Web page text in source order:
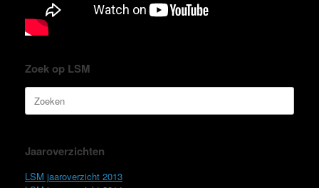
Zoek op LSM
Zoeken
naar:
Jaaroverzichten
LSM jaaroverzicht 2013